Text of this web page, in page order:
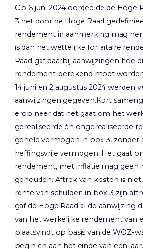
Op 6 juni 2024 oordeelde de Hoge
3 het door de Hoge Raad
rendement in aanmerking mag
is dan het wettelijke forfaitaire
Raad gaf daarbij aanwijzingen hoe
rendement berekend moet
14 juni en 2 augustus 2024 werden
aanwijzingen gegeven.Kort
erop neer dat het gaat om het
gerealiseerde én ongerealiseerde
gehele vermogen in box 3, zonder
heffingsvrije vermogen. Het gaat
rendement, met inflatie mag geen
gehouden. Aftrek van kosten is
rente van schulden in box 3 zijn
gaf de Hoge Raad al de aanwijzing
van het werkelijke rendement van
plaatsvindt op basis van de WOZ-
begin en aan het einde van een jaar.